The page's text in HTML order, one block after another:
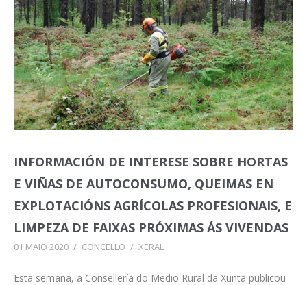
INFORMACIÓN DE INTERESE SOBRE HORTAS
E VIÑAS DE AUTOCONSUMO, QUEIMAS EN
EXPLOTACIÓNS AGRÍCOLAS PROFESIONAIS, E
LIMPEZA DE FAIXAS PRÓXIMAS ÁS VIVENDAS
01 MAIO 2020 / CONCELLO / XERAL
Esta semana, a Consellería do Medio Rural da Xunta publicou